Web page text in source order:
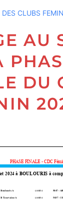
CLUBS
AU
DU